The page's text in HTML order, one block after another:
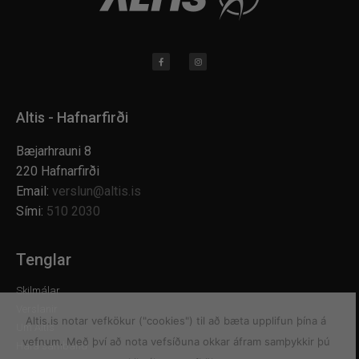
Altis - Hafnarfirði
Bæjarhrauni 8
220 Hafnarfirði
Email: verslun@altis.is
Sími: 510 2030
Tenglar
Skilmálar
Um Altis
Hafa samband
Altis.is notar vefkökur ("cookies") til að bæta upplifun þína á
vefnum. Með því að nota vefsíðuna okkar áfram samþykkir þú